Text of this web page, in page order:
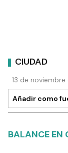
CIUDAD
13 de
Añadir como
BALANCE EN